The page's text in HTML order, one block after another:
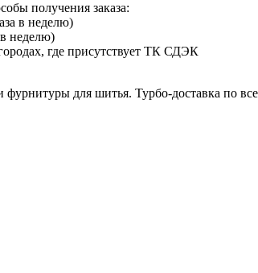
получения заказа:
в неделю)
неделю)
где присутствует ТК СДЭК
для шитья. Турбо-доставка по